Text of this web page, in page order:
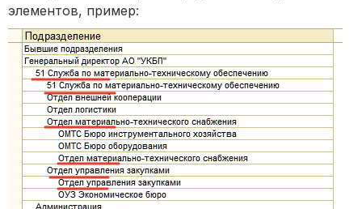
элементов, пример: